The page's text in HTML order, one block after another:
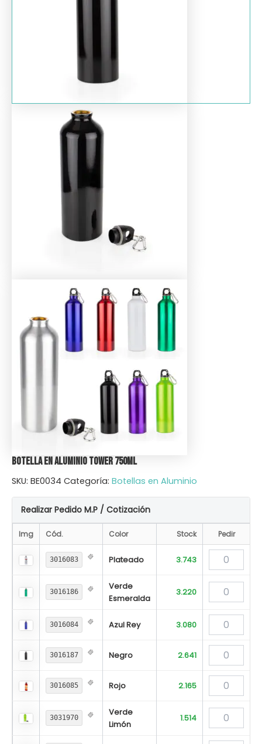
Botella en Aluminio Tower 750ml
SKU: BE0034 Categoría: Botellas en Aluminio
Realizar Pedido M.P / Cotización
Img Cód. Color Stock Pedir
3016083 Plateado 3.743
3016186
Verde
Esmeralda
3.220
3016084 Azul Rey 3.080
3016187 Negro 2.641
3016085 Rojo 2.165
3031970
Verde
Limón
1.514